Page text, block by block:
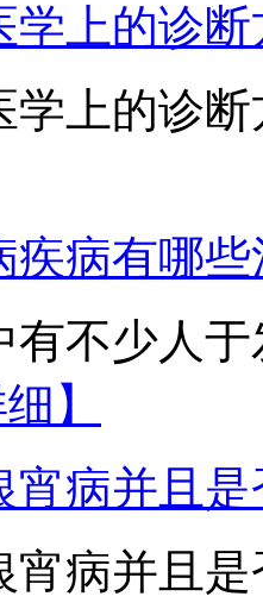
学上的诊断
学上的诊
疾病有哪
有不少人
】
宵病并且
宵病并且